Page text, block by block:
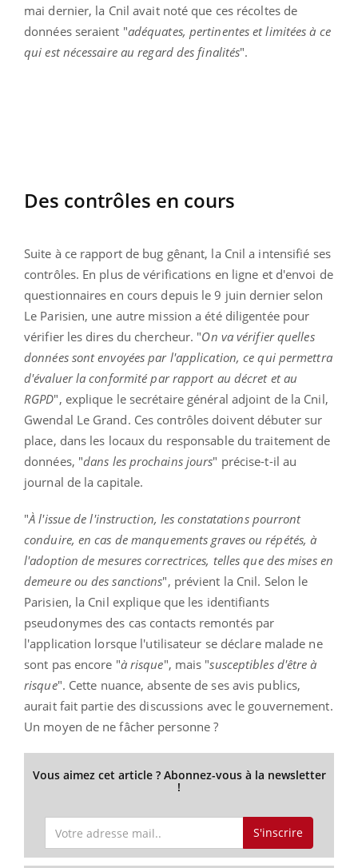
mai dernier, la Cnil avait noté que ces récoltes de
données seraient "adéquates, pertinentes et limitées à ce
qui est nécessaire au regard des finalités".
Des contrôles en cours
Suite à ce rapport de bug gênant, la Cnil a intensifié ses
contrôles. En plus de vérifications en ligne et d'envoi de
questionnaires en cours depuis le 9 juin dernier selon
Le Parisien, une autre mission a été diligentée pour
vérifier les dires du chercheur. "On va vérifier quelles
données sont envoyées par l'application, ce qui permettra
d'évaluer la conformité par rapport au décret et au
RGPD", explique le secrétaire général adjoint de la Cnil,
Gwendal Le Grand. Ces contrôles doivent débuter sur
place, dans les locaux du responsable du traitement de
données, "dans les prochains jours" précise-t-il au
journal de la capitale.
"À l'issue de l'instruction, les constatations pourront
conduire, en cas de manquements graves ou répétés, à
l'adoption de mesures correctrices, telles que des mises en
demeure ou des sanctions", prévient la Cnil. Selon le
Parisien, la Cnil explique que les identifiants
pseudonymes des cas contacts remontés par
l'application lorsque l'utilisateur se déclare malade ne
sont pas encore "à risque", mais "susceptibles d'être à
risque". Cette nuance, absente de ses avis publics,
aurait fait partie des discussions avec le gouvernement.
Un moyen de ne fâcher personne ?
Vous aimez cet article ? Abonnez-vous à la newsletter
!
S'inscrire